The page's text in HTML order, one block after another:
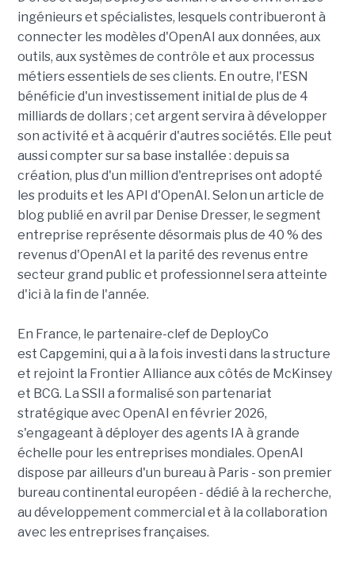
ingénieurs et spécialistes, lesquels contribueront à
connecter les modèles d'OpenAI aux données, aux
outils, aux systèmes de contrôle et aux processus
métiers essentiels de ses clients. En outre, l'ESN
bénéficie d'un investissement initial de plus de 4
milliards de dollars ; cet argent servira à développer
son activité et à acquérir d'autres sociétés. Elle peut
aussi compter sur sa base installée : depuis sa
création, plus d'un million d'entreprises ont adopté
les produits et les API d'OpenAI. Selon un article de
blog publié en avril par Denise Dresser, le segment
entreprise représente désormais plus de 40 % des
revenus d'OpenAI et la parité des revenus entre
secteur grand public et professionnel sera atteinte
d'ici à la fin de l'année.
En France, le partenaire-clef de DeployCo
est Capgemini, qui a à la fois investi dans la structure
et rejoint la Frontier Alliance aux côtés de McKinsey
et BCG. La SSII a formalisé son partenariat
stratégique avec OpenAI en février 2026,
s'engageant à déployer des agents IA à grande
échelle pour les entreprises mondiales. OpenAI
dispose par ailleurs d'un bureau à Paris - son premier
bureau continental européen - dédié à la recherche,
au développement commercial et à la collaboration
avec les entreprises françaises.